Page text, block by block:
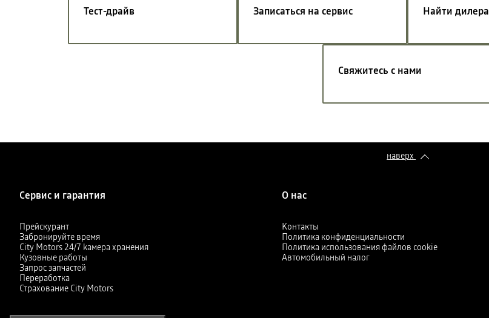
Тест-драйв Записаться на сервис Найти дилера
Свяжитесь с нами
наверх
Сервис и гарантия
Прейскурант
Забронируйте время
City Motors 24/7 kамера хранения
Кузовные работы
Запрос запчастей
Переработка
Страхование City Motors
О нас
Kонтакты
Политика конфиденциальности
Политика использования файлов cookie
Автомобильный налог